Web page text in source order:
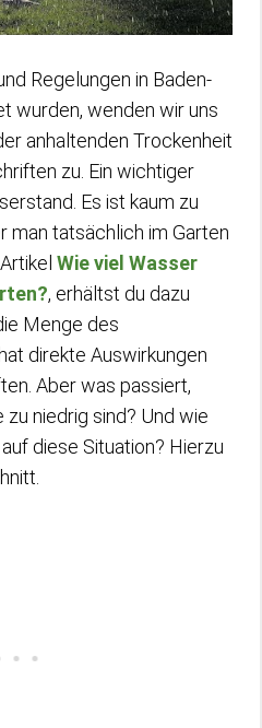
Regelungen in Baden-
wurden, wenden wir uns
anhaltenden Trockenheit
zu. Ein wichtiger
Es ist kaum zu
man tatsächlich im Garten
Wie viel Wasser
, erhältst du dazu
Menge des
direkte Auswirkungen
Aber was passiert,
niedrig sind? Und wie
diese Situation? Hierzu